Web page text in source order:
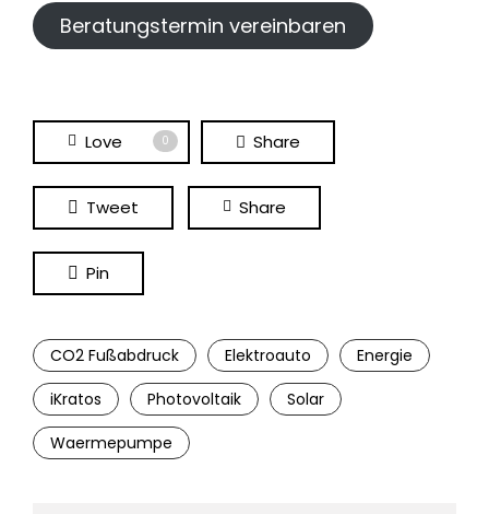
Beratungstermin vereinbaren
Love 0 Share
Tweet Share
Pin
CO2 Fußabdruck Elektroauto
Energie
iKratos
Photovoltaik
Solar
Waermepumpe